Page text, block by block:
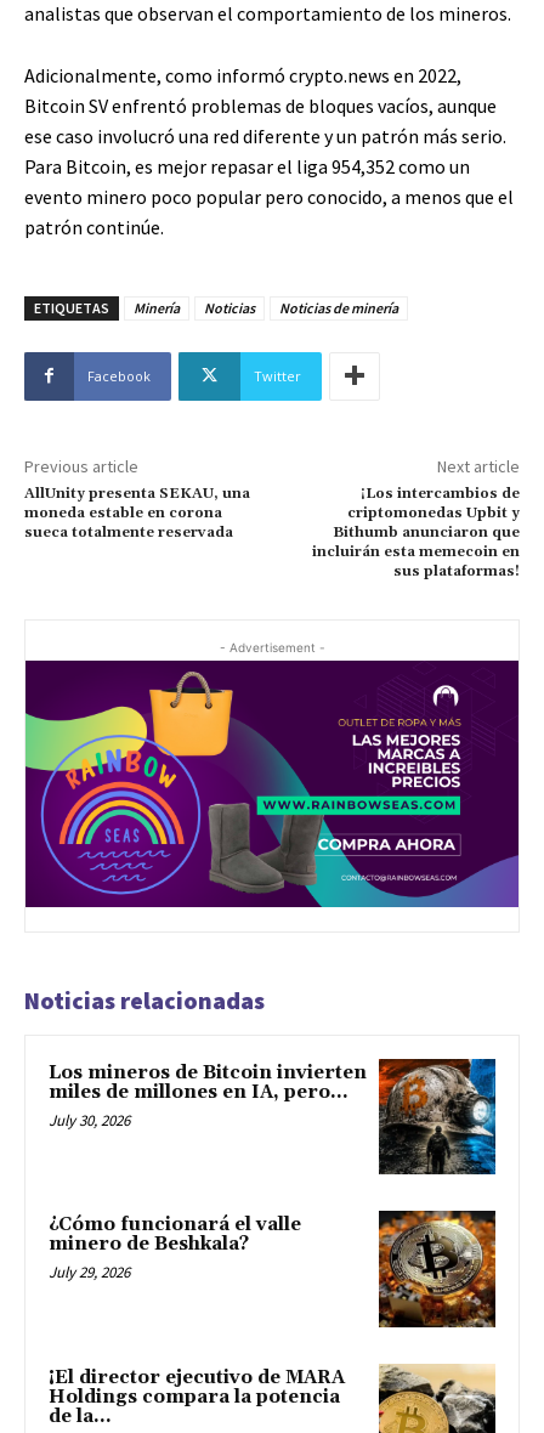
analistas que observan el comportamiento de los mineros.
Adicionalmente, como informó crypto.news en 2022,
Bitcoin SV enfrentó problemas de bloques vacíos, aunque
ese caso involucró una red diferente y un patrón más serio.
Para Bitcoin, es mejor repasar el liga 954,352 como un
evento minero poco popular pero conocido, a menos que el
patrón continúe.
ETIQUETAS Minería Noticias Noticias de minería
Facebook Twitter
Previous article
AllUnity presenta SEKAU, una
moneda estable en corona
sueca totalmente reservada
Next article
¡Los intercambios de
criptomonedas Upbit y
Bithumb anunciaron que
incluirán esta memecoin en
sus plataformas!
- Advertisement -
Noticias relacionadas
Los mineros de Bitcoin invierten
miles de millones en IA, pero...
July 30, 2026
¿Cómo funcionará el valle
minero de Beshkala?
July 29, 2026
¡El director ejecutivo de MARA
Holdings compara la potencia
de la...